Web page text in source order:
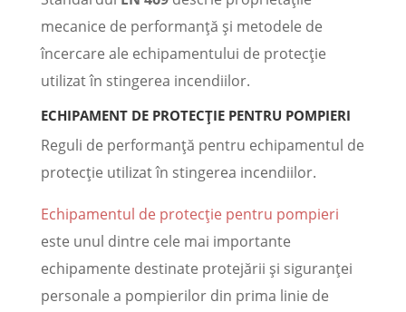
mecanice de performanță și metodele de
încercare ale echipamentului de protecție
utilizat în stingerea incendiilor.
ECHIPAMENT DE PROTECȚIE PENTRU POMPIERI
Reguli de performanță pentru echipamentul de
protecție utilizat în stingerea incendiilor.
Echipamentul de protecție pentru pompieri
este unul dintre cele mai importante
echipamente destinate protejării şi siguranței
personale a pompierilor din prima linie de